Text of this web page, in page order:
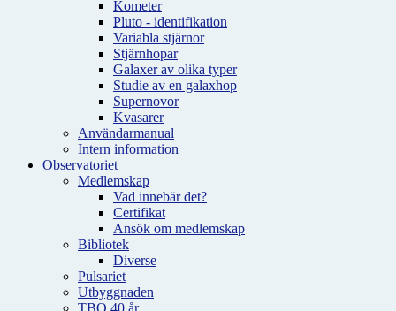
Kometer
Pluto - identifikation
Variabla stjärnor
Stjärnhopar
Galaxer av olika typer
Studie av en galaxhop
Supernovor
Kvasarer
Användarmanual
Intern information
Observatoriet
Medlemskap
Vad innebär det?
Certifikat
Ansök om medlemskap
Bibliotek
Diverse
Pulsariet
Utbyggnaden
TBO 40 år